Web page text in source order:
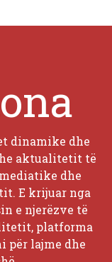
dinamike dhe
aktualitetit të
dhe
E krijuar nga
e njerëzve të
platforma
për lajme dhe